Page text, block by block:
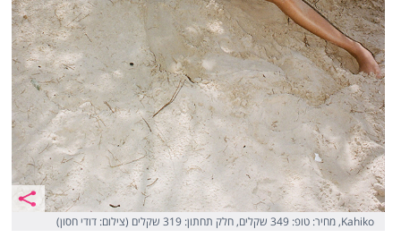
Kahiko, מחיר: טופ: 349 שקלים, חלק תחתון: 319 שקלים (צילום: דודי חסון)